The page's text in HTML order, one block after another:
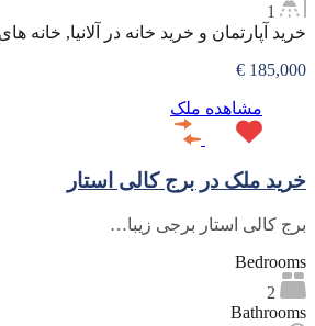
1
خرید آپارتمان و خرید خانه در آلانیا, خانه
185,000 €
مشاهده ملک
خرید ملک در برج کالی استار
برج کالی استار برجی زیبا…
Bedrooms
2
Bathrooms